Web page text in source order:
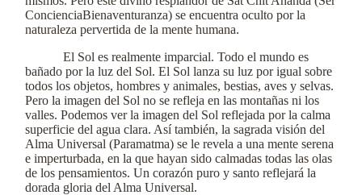
ConcienciaBienaventuranza) se encuentra oculto por la
naturaleza pervertida de la mente humana.
El Sol es realmente imparcial. Todo el mundo es
bañado por la luz del Sol. El Sol lanza su luz por igual sobre
todos los objetos, hombres y animales, bestias, aves y selvas.
Pero la imagen del Sol no se refleja en las montañas ni los
valles. Podemos ver la imagen del Sol reflejada por la calma
superficie del agua clara. Así también, la sagrada visión del
Alma Universal (Paramatma) se le revela a una mente serena
e imperturbada, en la que hayan sido calmadas todas las olas
de los pensamientos. Un corazón puro y santo reflejará la
dorada gloria del Alma Universal.